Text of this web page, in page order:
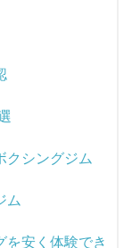
クシングジム
ム
を安く体験でき